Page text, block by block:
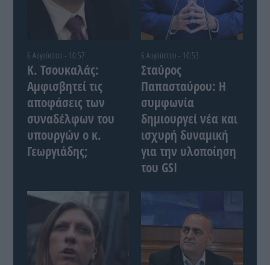
6 Αυγούστου - 10:57
Κ. Τσουκαλάς:
Αμφισβητεί τις
αποφάσεις των
συναδέλφων του
υπουργών ο κ.
Γεωργιάδης;
6 Αυγούστου - 10:53
Σταύρος
Παπασταύρου: Η
συμφωνία
δημιουργεί νέα και
ισχυρή δυναμική
για την υλοποίηση
του GSI